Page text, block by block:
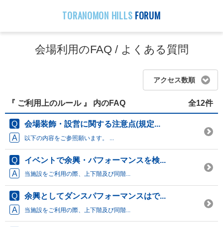
TORANOMON HILLS FORUM
会場利用のFAQ / よくある質問
アクセス数順
『 ご利用上のルール 』 内のFAQ 全12件
会場装飾・設営に関する注意点(規定...
以下の内容をご参照願います。 ...
イベントで余興・パフォーマンスを検...
当施設をご利用の際、上下階及び同階...
余興としてダンスパフォーマンスはで...
当施設をご利用の際、上下階及び同階...